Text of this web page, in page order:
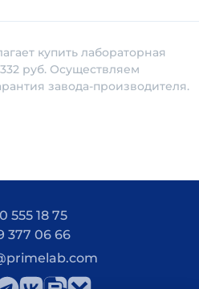
купить лабораторная
руб. Осуществляем
завода-производителя.
555 18 75
377 06 66